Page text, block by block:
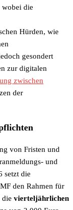
die
Hürden, wie
gesondert
zur digitalen
zwischen
der
von Fristen und
und
setzt die
den Rahmen für
die vierteljährlichen